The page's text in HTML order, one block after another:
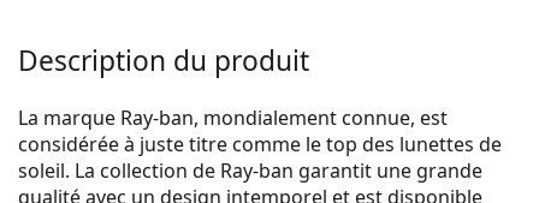
Description du produit
La marque Ray-ban, mondialement connue, est
considérée à juste titre comme le top des lunettes de
soleil. La collection de Ray-ban garantit une grande
qualité avec un design intemporel et est disponible